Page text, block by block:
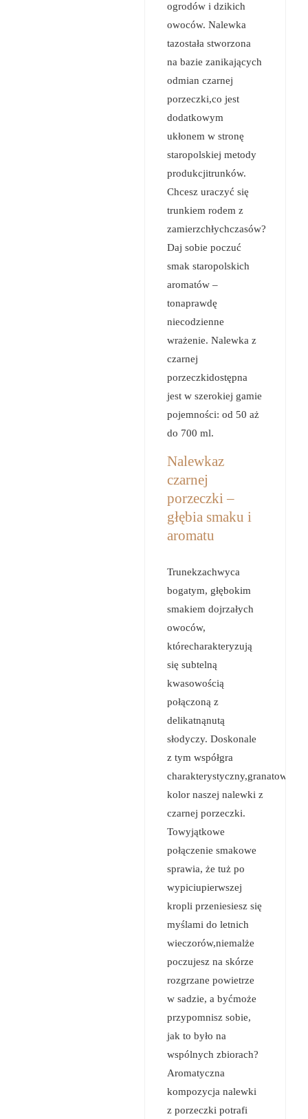
ogrodów i dzikich
owoców. Nalewka
tazostała stworzona
na bazie zanikających
odmian czarnej
porzeczki,co jest
dodatkowym
ukłonem w stronę
staropolskiej metody
produkcjitrunków.
Chcesz uraczyć się
trunkiem rodem z
zamierzchłychczasów?
Daj sobie poczuć
smak staropolskich
aromatów –
tonaprawdę
niecodzienne
wrażenie. Nalewka z
czarnej
porzeczkidostępna
jest w szerokiej gamie
pojemności: od 50 aż
do 700 ml.
Nalewkaz
czarnej
porzeczki –
głębia smaku i
aromatu
Trunekzachwyca
bogatym, głębokim
smakiem dojrzałych
owoców,
którecharakteryzują
się subtelną
kwasowością
połączoną z
delikatnąnutą
słodyczy. Doskonale
z tym współgra
kolor naszej nalewki z
czarnej porzeczki.
Towyjątkowe
połączenie smakowe
sprawia, że tuż po
wypiciupierwszej
kropli przeniesiesz się
myślami do letnich
wieczorów,niemalże
poczujesz na skórze
rozgrzane powietrze
w sadzie, a byćmoże
przypomnisz sobie,
jak to było na
wspólnych zbiorach?
Aromatyczna
kompozycja nalewki
z porzeczki potrafi